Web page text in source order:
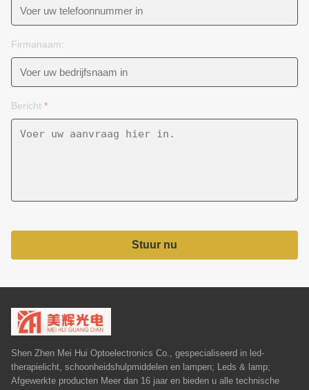
Firmanaam:
Bericht *
Stuur nu
Shen Zhen Mei Hui Optoelectronics Co., gespecialiseerd in led-
therapielicht, schoonheidshulpmiddelen en lampen; Leds & lamp;
Afgewerkte producten Meer dan 16 jaar en bieden u alle technische